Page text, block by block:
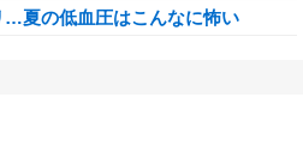
…夏の低血圧はこんなに怖い